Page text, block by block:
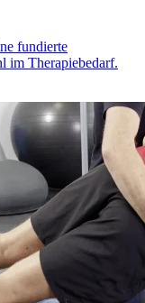
fundierte
im Therapiebedarf.